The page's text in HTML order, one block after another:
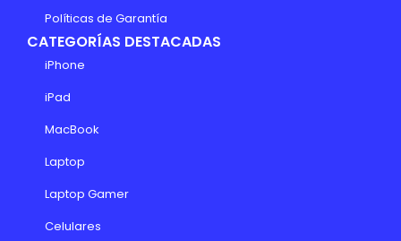
Políticas de Garantía
CATEGORÍAS DESTACADAS
iPhone
iPad
MacBook
Laptop
Laptop Gamer
Celulares